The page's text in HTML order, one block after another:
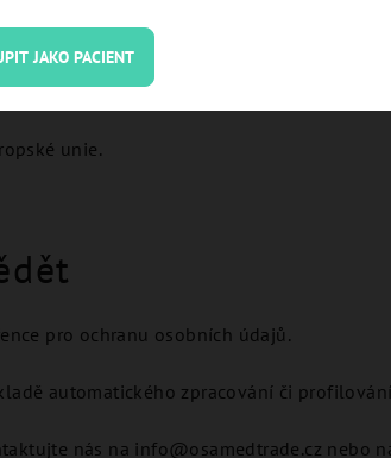
Shoptet a.s., se sídlem
vložka 25 395)
naleznete na
unie.
pro ochranu osobních údajů.
automatického zpracování či
nás na info@osamedtrade.cz nebo
JAKO PACIENT